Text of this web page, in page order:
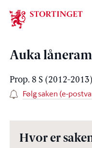
Stortinget.no
Auka
Prop. 8 S (2012-
Følg saken (e-
Hvor er